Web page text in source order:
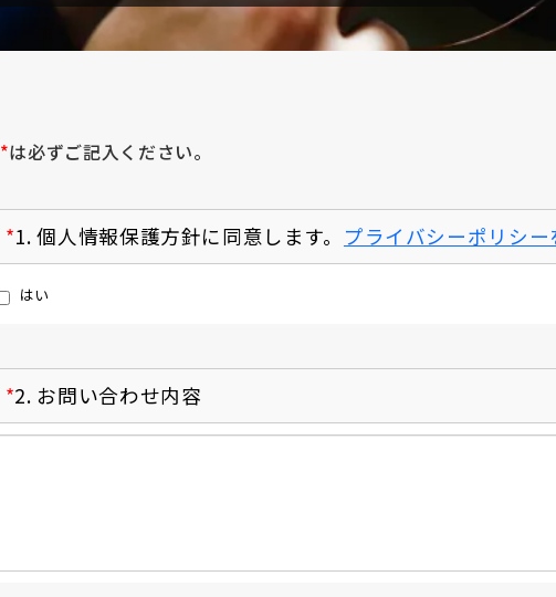
*は必ずご記入ください。
*1.個人情報保護方針に同意します。 プライバシーポリシー
はい
*2. お問い合わせ内容